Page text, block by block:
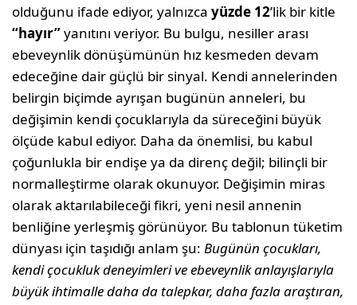
olduğunu ifade ediyor, yalnızcayüzde 12’lik bir kitle
“hayır”yanıtını veriyor. Bu bulgu, nesiller arası
ebeveynlik dönüşümünün hız kesmeden devam
edeceğine dair güçlü bir sinyal. Kendi annelerinden
belirgin biçimde ayrışan bugünün anneleri, bu
değişimin kendi çocuklarıyla da süreceğini büyük
ölçüde kabul ediyor. Daha da önemlisi, bu kabul
çoğunlukla bir endişe ya da direnç değil; bilinçli bir
normalleştirme olarak okunuyor. Değişimin miras
olarak aktarılabileceği fikri, yeni nesil annenin
benliğine yerleşmiş görünüyor. Bu tablonun tüketim
dünyası için taşıdığı anlam şu:Bugünün çocukları,
kendi çocukluk deneyimleri ve ebeveynlik anlayışlarıyla
büyük ihtimalle daha da talepkar, daha fazla araştıran,